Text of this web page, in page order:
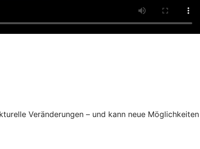
Veränderungen – und kann neue Möglichkeiten